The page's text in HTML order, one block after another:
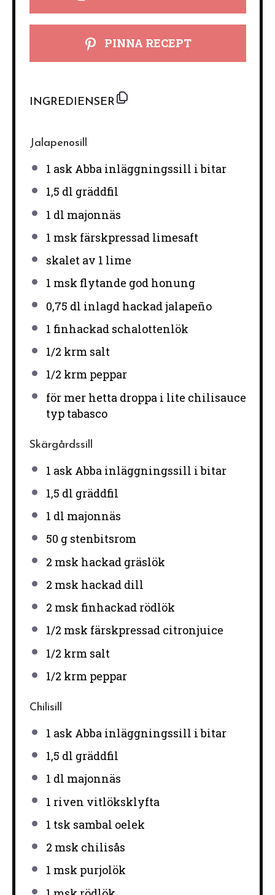
PINNA RECEPT
INGREDIENSER
Jalapenosill
1 ask Abba inläggningssill i bitar
1,5 dl gräddfil
1 dl majonnäs
1 msk färskpressad limesaft
skalet av 1 lime
1 msk flytande god honung
0,75 dl inlagd hackad jalapeño
1 finhackad schalottenlök
1/2 krm salt
1/2 krm peppar
för mer hetta droppa i lite chilisauce
typ tabasco
Skärgårdssill
1 ask Abba inläggningssill i bitar
1,5 dl gräddfil
1 dl majonnäs
50 gstenbitsrom
2 msk hackad gräslök
2 msk hackad dill
2 msk finhackad rödlök
1/2 msk färskpressad citronjuice
1/2 krm salt
1/2 krm peppar
Chilisill
1 ask Abba inläggningssill i bitar
1,5 dl gräddfil
1 dl majonnäs
1 riven vitlöksklyfta
1 tsk sambal oelek
2 msk chilisås
1 msk purjolök